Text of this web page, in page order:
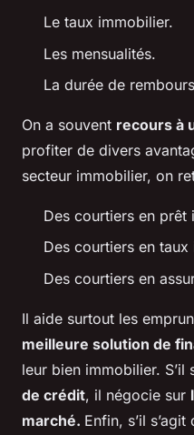
Le taux immobilier.
Les mensualités.
La durée de
On a souvent recours à
profiter de divers
secteur immobilier, on
Des courtiers en prêt
Des courtiers en taux
Des courtiers en
Il aide surtout les
meilleure solution de
leur bien immobilier. S’il
de crédit, il négocie sur
marché. Enfin, s’il s’agit